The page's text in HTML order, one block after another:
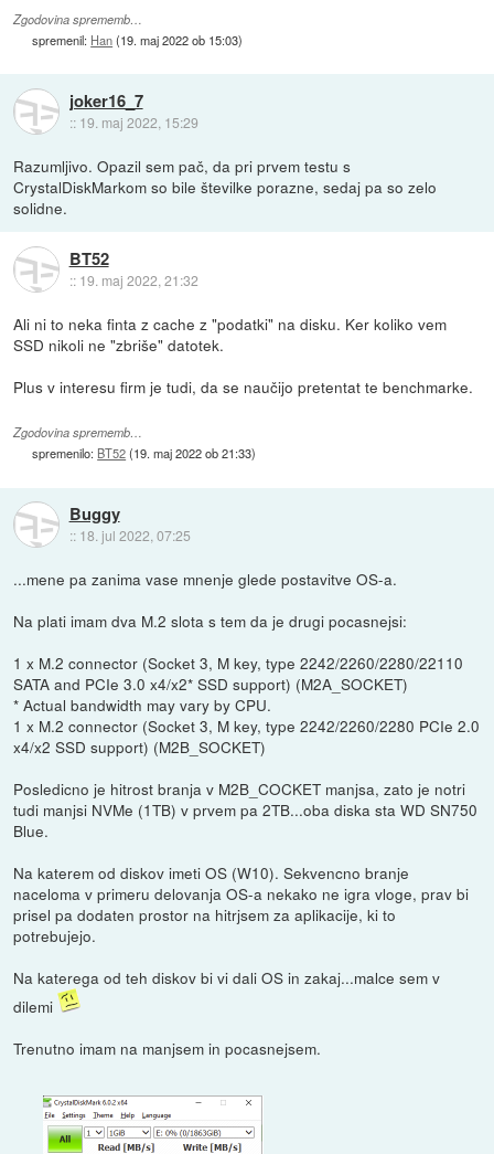
Zgodovina sprememb…
spremenil: Han(19. maj 2022 ob 15:03)
joker16_7
:: 19. maj 2022, 15:29
Razumljivo. Opazil sem pač, da pri prvem testu s
CrystalDiskMarkom so bile številke porazne, sedaj pa so zelo
solidne.
BT52
:: 19. maj 2022, 21:32
Ali ni to neka finta z cache z "podatki" na disku. Ker koliko vem
SSD nikoli ne "zbriše" datotek.
Plus v interesu firm je tudi, da se naučijo pretentat te benchmarke.
Zgodovina sprememb…
spremenilo: BT52(19. maj 2022 ob 21:33)
Buggy
:: 18. jul 2022, 07:25
...mene pa zanima vase mnenje glede postavitve OS-a.
Na plati imam dva M.2 slota s tem da je drugi pocasnejsi:
1 x M.2 connector (Socket 3, M key, type 2242/2260/2280/22110
SATA and PCIe 3.0 x4/x2* SSD support) (M2A_SOCKET)
* Actual bandwidth may vary by CPU.
1 x M.2 connector (Socket 3, M key, type 2242/2260/2280 PCIe 2.0
x4/x2 SSD support) (M2B_SOCKET)
Posledicno je hitrost branja v M2B_COCKET manjsa, zato je notri
tudi manjsi NVMe (1TB) v prvem pa 2TB...oba diska sta WD SN750
Blue.
Na katerem od diskov imeti OS (W10). Sekvencno branje
naceloma v primeru delovanja OS-a nekako ne igra vloge, prav bi
prisel pa dodaten prostor na hitrjsem za aplikacije, ki to
potrebujejo.
Na katerega od teh diskov bi vi dali OS in zakaj...malce sem v
dilemi
Trenutno imam na manjsem in pocasnejsem.